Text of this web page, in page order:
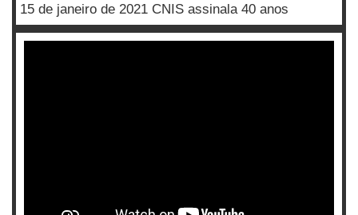
15 de janeiro de 2021 CNIS assinala 40 anos